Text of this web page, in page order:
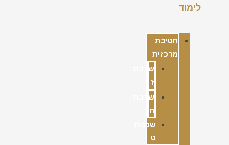
לימוד
חטיבת
מרכזית
שכבת
ז
שכבת
ח
שכבת
ט